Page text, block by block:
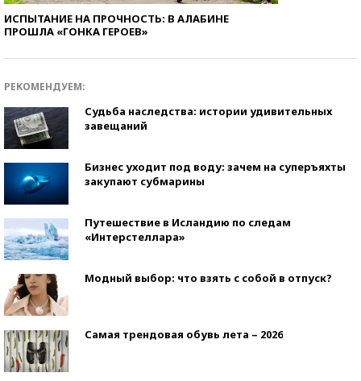
ИСПЫТАНИЕ НА ПРОЧНОСТЬ: В АЛАБИНЕ
ПРОШЛА «ГОНКА ГЕРОЕВ»
РЕКОМЕНДУЕМ:
Судьба наследства: истории удивительных
завещаний
Бизнес уходит под воду: зачем на суперъяхты
закупают субмарины
Путешествие в Исландию по следам
«Интерстеллара»
Модный выбор: что взять с собой в отпуск?
Самая трендовая обувь лета – 2026